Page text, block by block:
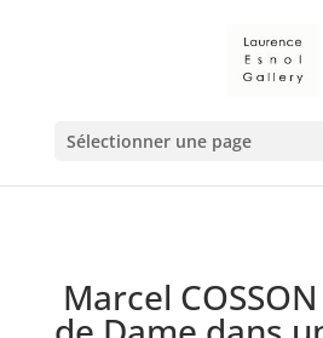
Sélectionner une page
Marcel COSSON